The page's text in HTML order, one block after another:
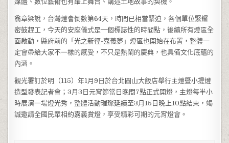
翁章梁說，台灣燈會倒數第64天，時間已相當緊迫，各個單位緊鑼
密鼓趕工，今天的安座儀式是一個標誌性的時間點，後續所有燈區全
面啟動，縣府前的「光之新徑-嘉義夢」燈區也開始在布置，整體一
定會帶給大家不一樣的感受，不只是熱鬧的慶典，也具備文化底蘊的
內涵。
觀光署訂於明（115）年1月9日於台北圓山大飯店舉行主燈暨小提燈
造型發表記者會；3月3日元宵節當日晚間7點正式開燈，主燈每半小
時展演一場燈光秀，整體活動璀璨延續至3月15日晚上10點結束，竭
誠邀請全國民眾相約嘉義賞燈，享受精彩可期的元宵燈會。